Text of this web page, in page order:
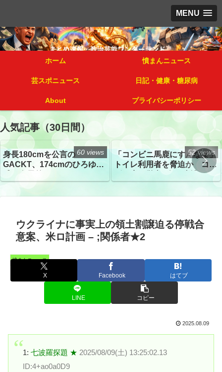
MENU
ホーム 憤まんニュース
芸スポニュース 日記・健康・糖尿病
About プライバシーポリシー
人気記事（30日間）
身長180cmを公言の
GACKT、174cmのひろゆき
トざわつき イベントでの写
真が話題
60 views
「コンビニ馬鹿にすんなよ」
トイレ利用者を脅迫か コン
52 views
ウクライナに事実上の領土割譲迫る停戦合
意案、米ロ計画 – ;関係者★2
憤まんニュース
X Facebook はてブ
LINE コピー
2025.08.09
1: 七波羅探題 ★ 2025/08/09(土) 13:25:02.13
ID:4+ao0a0D9